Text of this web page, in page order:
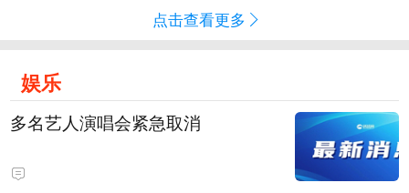
点击查看更多
娱乐
多名艺人演唱会紧急取消